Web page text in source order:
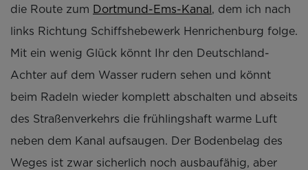
die Route zum
Dortmund-Ems-Kanal , dem ich nach
links Richtung Schiffshebewerk Henrichenburg folge.
Mit ein wenig Glück könnt Ihr den Deutschland-
Achter auf dem Wasser rudern sehen und könnt
beim Radeln wieder komplett abschalten und abseits
des Straßenverkehrs die frühlingshaft warme Luft
neben dem Kanal aufsaugen. Der Bodenbelag des
Weges ist zwar sicherlich noch ausbaufähig, aber